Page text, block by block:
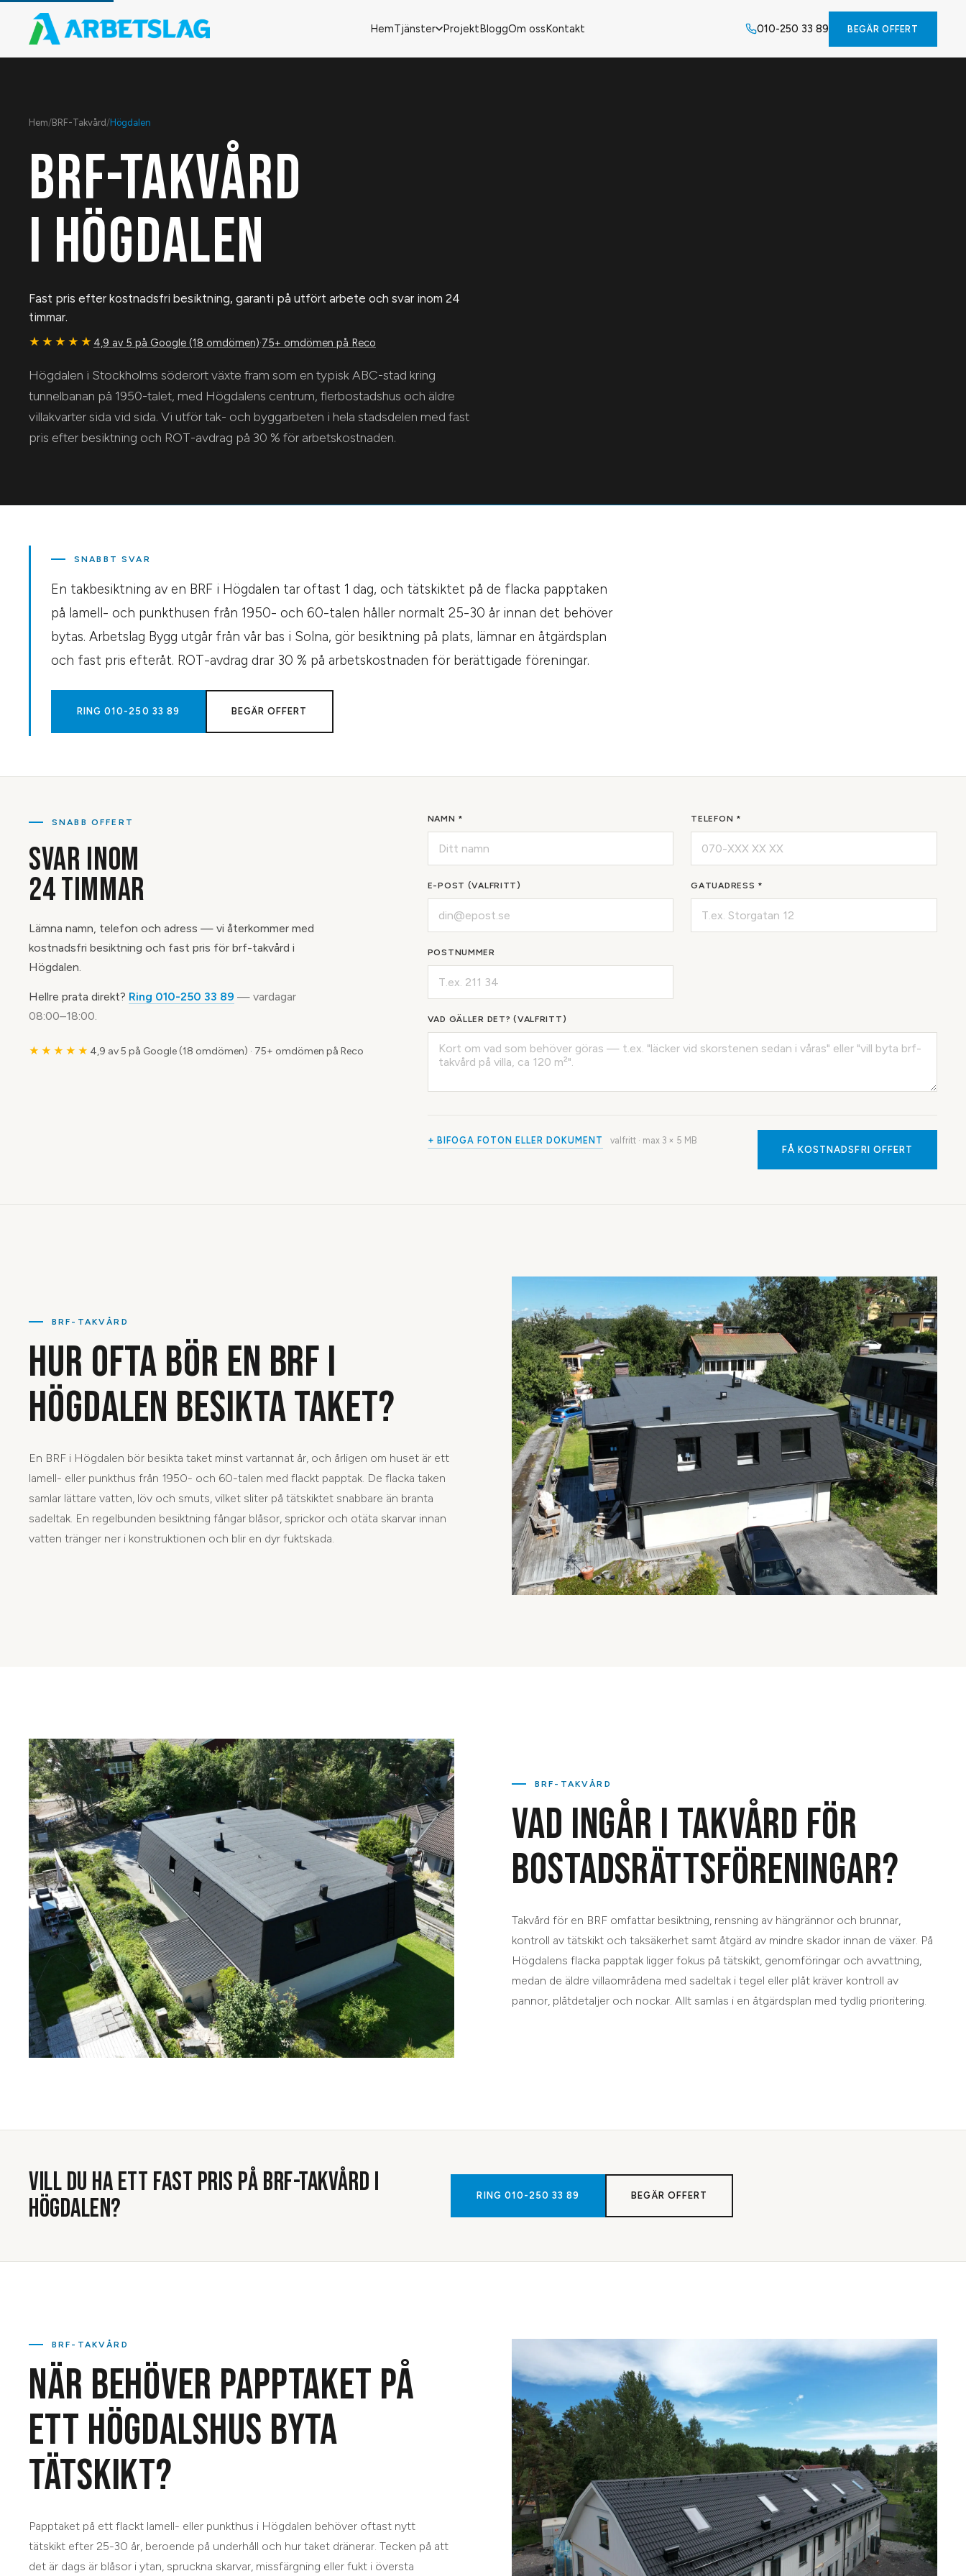
HemTjänster ProjektBloggOm ossKontakt 010-250 33 89 BEGÄR OFFERT
Hem/BRF-Takvård /Högdalen
BRF-TAKVÅRD
I HÖGDALEN
Fast pris efter kostnadsfri besiktning, garanti på utfört arbete och svar inom 24
timmar.
★★★★★ 4,9 av 5 på Google (18 omdömen)·75+ omdömen på Reco
Högdalen i Stockholms söderort växte fram som en typisk ABC-stad kring
tunnelbanan på 1950-talet, med Högdalens centrum, flerbostadshus och äldre
villakvarter sida vid sida. Vi utför tak- och byggarbeten i hela stadsdelen med fast
pris efter besiktning och ROT-avdrag på 30 % för arbetskostnaden.
SNABBT SVAR
En takbesiktning av en BRF i Högdalen tar oftast 1 dag, och tätskiktet på de flacka papptaken
på lamell- och punkthusen från 1950- och 60-talen håller normalt 25-30 år innan det behöver
bytas. Arbetslag Bygg utgår från vår bas i Solna, gör besiktning på plats, lämnar en åtgärdsplan
och fast pris efteråt. ROT-avdrag drar 30 % på arbetskostnaden för berättigade föreningar.
RING010-250 33 89 BEGÄR OFFERT
SNABB OFFERT
SVAR INOM
24 TIMMAR
Lämna namn, telefon och adress — vi återkommer med
kostnadsfri besiktning och fast pris för brf-takvård i
Högdalen.
Hellre prata direkt? Ring 010-250 33 89 — vardagar
08:00–18:00.
★★★★★ 4,9 av 5 på Google (18 omdömen) · 75+ omdömen på Reco
NAMN * TELEFON *
E-POST (VALFRITT) GATUADRESS *
POSTNUMMER
VAD GÄLLER DET? (VALFRITT)
+ BIFOGA FOTON ELLER DOKUMENT valfritt · max 3× 5 MB
FÅ KOSTNADSFRI OFFERT
BRF-TAKVÅRD
HUR OFTA BÖR EN BRF I
HÖGDALEN BESIKTA TAKET?
En BRF i Högdalen bör besikta taket minst vartannat år, och årligen om huset är ett
lamell- eller punkthus från 1950- och 60-talen med flackt papptak. De flacka taken
samlar lättare vatten, löv och smuts, vilket sliter på tätskiktet snabbare än branta
sadeltak. En regelbunden besiktning fångar blåsor, sprickor och otäta skarvar innan
vatten tränger ner i konstruktionen och blir en dyr fuktskada.
BRF-TAKVÅRD
VAD INGÅR I TAKVÅRD FÖR
BOSTADSRÄTTSFÖRENINGAR?
Takvård för en BRF omfattar besiktning, rensning av hängrännor och brunnar,
kontroll av tätskikt och taksäkerhet samt åtgärd av mindre skador innan de växer. På
Högdalens flacka papptak ligger fokus på tätskikt, genomföringar och avvattning,
medan de äldre villaområdena med sadeltak i tegel eller plåt kräver kontroll av
pannor, plåtdetaljer och nockar. Allt samlas i en åtgärdsplan med tydlig prioritering.
VILL DU HA ETT FAST PRIS PÅBRF-TAKVÅRD I
HÖGDALEN? RING 010-250 33 89 BEGÄR OFFERT
BRF-TAKVÅRD
NÄR BEHÖVER PAPPTAKET PÅ
ETT HÖGDALSHUS BYTA
TÄTSKIKT?
Papptaket på ett flackt lamell- eller punkthus i Högdalen behöver oftast nytt
tätskikt efter 25-30 år, beroende på underhåll och hur taket dränerar. Tecken på att
det är dags är blåsor i ytan, spruckna skarvar, missfärgning eller fukt i översta